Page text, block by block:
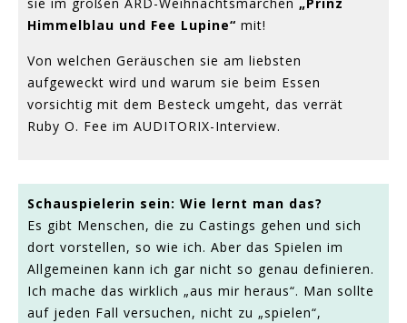
Himmelblau und Fee Lupine“ mit!
Von welchen Geräuschen sie am liebsten
aufgeweckt wird und warum sie beim Essen
vorsichtig mit dem Besteck umgeht, das verrät
Ruby O. Fee im AUDITORIX-Interview.
Schauspielerin sein: Wie lernt man das?
Es gibt Menschen, die zu Castings gehen und sich
dort vorstellen, so wie ich. Aber das Spielen im
Allgemeinen kann ich gar nicht so genau definieren.
Ich mache das wirklich „aus mir heraus“. Man sollte
auf jeden Fall versuchen, nicht zu „spielen“,